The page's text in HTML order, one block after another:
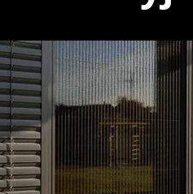
každý